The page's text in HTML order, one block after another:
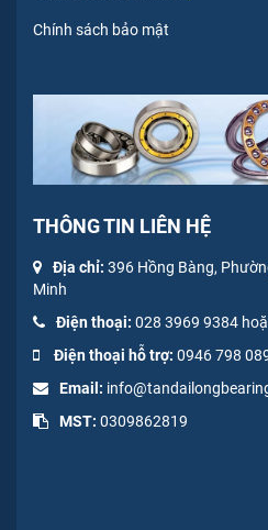
Chính sách bảo mật
THÔNG TIN LIÊN HỆ
Địa chỉ: 396 Hồng Bàng,
Minh
Điện thoại: 028 3969 9384
Điện thoại hỗ trợ: 0946 798
Email:
MST: 0309862819